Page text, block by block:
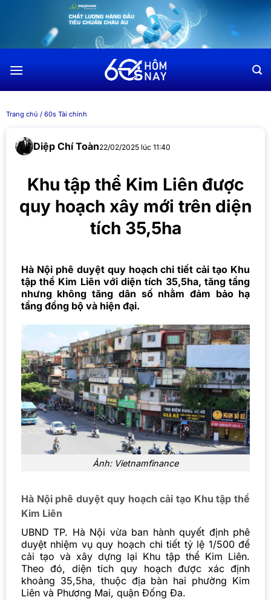
dung
Trang chủ / 60s Tài chính
Diệp Chí Toàn22/02/2025 lúc 11:40
Khu tập thể Kim Liên được
quy hoạch xây mới trên diện
tích 35,5ha
Hà Nội phê duyệt quy hoạch chi tiết cải tạo Khu
tập thể Kim Liên với diện tích 35,5ha, tăng tầng
nhưng không tăng dân số nhằm đảm bảo hạ
tầng đồng bộ và hiện đại.
Ảnh: Vietnamfinance
Hà Nội phê duyệt quy hoạch cải tạo Khu tập thể
Kim Liên
UBND TP. Hà Nội vừa ban hành quyết định phê
duyệt nhiệm vụ quy hoạch chi tiết tỷ lệ 1/500 để
cải tạo và xây dựng lại Khu tập thể Kim Liên.
Theo đó, diện tích quy hoạch được xác định
khoảng 35,5ha, thuộc địa bàn hai phường Kim
Liên và Phương Mai, quận Đống Đa.